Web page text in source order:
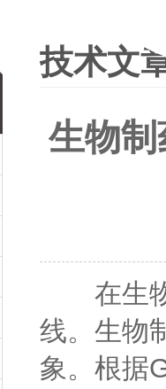
技术文
生物
在生物
线。生物
象。根据